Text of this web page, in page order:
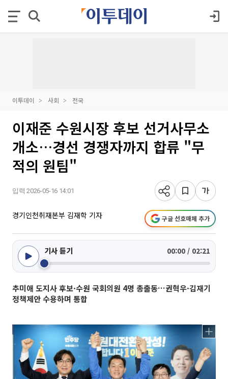
이투데이 사회 전국
이재준 수원시장 후보 선거사무소
개소…경선 경쟁자까지 합류 "무
적의 원팀"
입력 2026-05-16 14:01
경기인천취재본부 김재학 기자 구글 선호매체 추가
기사 듣기 00:00 / 02:21
추미애 도지사 후보·수원 국회의원 4명 총출동…권혁우·김재기
정책제안 수용하며 통합